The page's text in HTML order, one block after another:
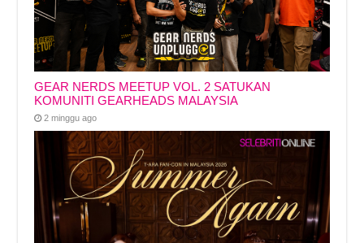
GEAR NERDS MEETUP VOL. 2 SATUKAN
KOMUNITI GEARHEADS MALAYSIA
2 minggu ago